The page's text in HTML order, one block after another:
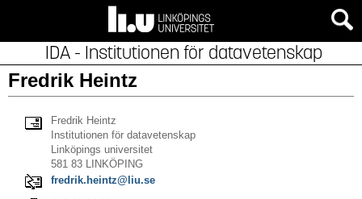
IDA - Institutionen för datavetenskap
Fredrik Heintz
Fredrik Heintz
Institutionen för datavetenskap
Linköpings universitet
581 83 LINKÖPING
fredrik.heintz@liu.se